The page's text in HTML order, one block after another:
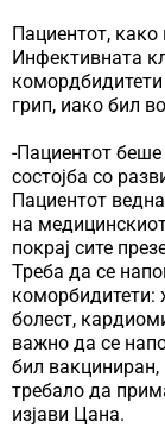
Пациентот,
Инфективната
грип, иако бил
-Пациентот
состојба со
Пациентот
на
покрај сите
Треба да се
коморбидитети:
болест,
важно да се
бил
требало да
изјави Цана.